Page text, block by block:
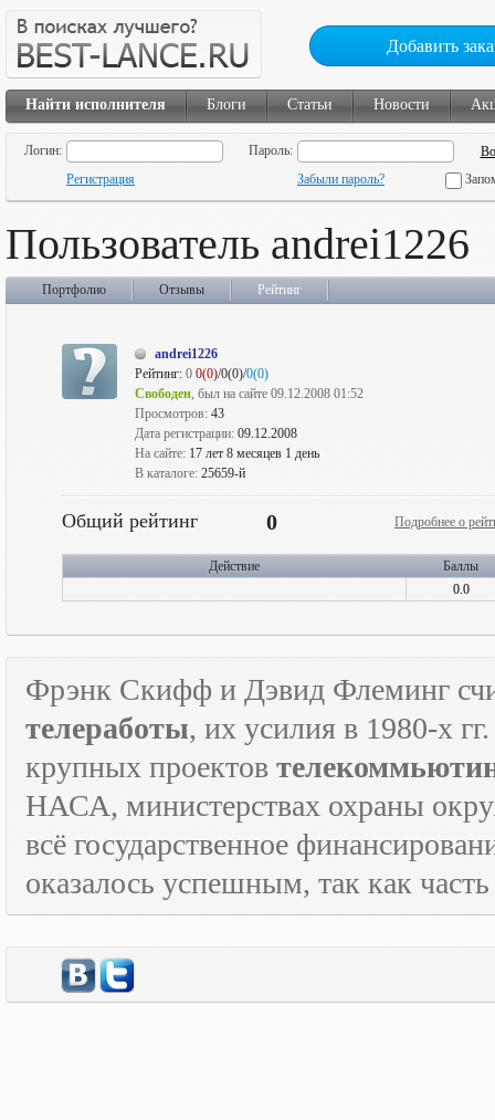
Добавить
Найти исполнителя Блоги Статьи Новости
Логин:
Пароль:
Регистрация
Забыли пароль?
Пользователь andrei1226
Портфолио Отзывы Рейтинг
andrei1226
Рейтинг: 0 0(0)/0(0)/0(0)
Свободен, был на сайте 09.12.2008 01:52
Просмотров: 43
Дата регистрации: 09.12.2008
На сайте: 17 лет 8 месяцев 1 день
В каталоге: 25659-й
Общий рейтинг 0 Подробнее о
Действие
Баллы
0.0
Фрэнк Скифф и Дэвид Флеминг
телеработы, их усилия в 1980-х
крупных проектов
НАСА, министерствах охраны
всё государственное
оказалось успешным, так как